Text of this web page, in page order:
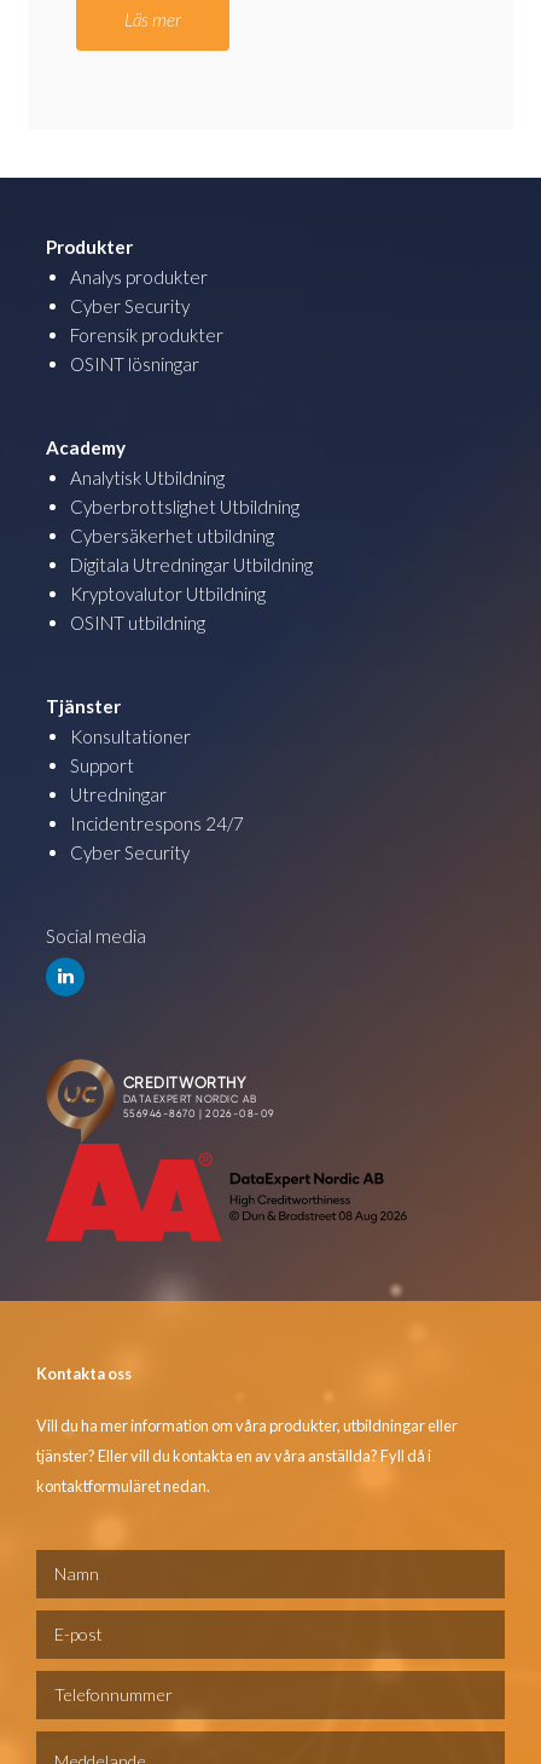
Läs mer
Produkter
Analys produkter
Cyber Security
Forensik produkter
OSINT lösningar
Academy
Analytisk Utbildning
Cyberbrottslighet Utbildning
Cybersäkerhet utbildning
Digitala Utredningar Utbildning
Kryptovalutor Utbildning
OSINT utbildning
Tjänster
Konsultationer
Support
Utredningar
Incidentrespons 24/7
Cyber Security
Social media
Kontakta oss
Vill du ha mer information om våra produkter, utbildningar eller
tjänster? Eller vill du kontakta en av våra anställda? Fyll då i
kontaktformuläret nedan.